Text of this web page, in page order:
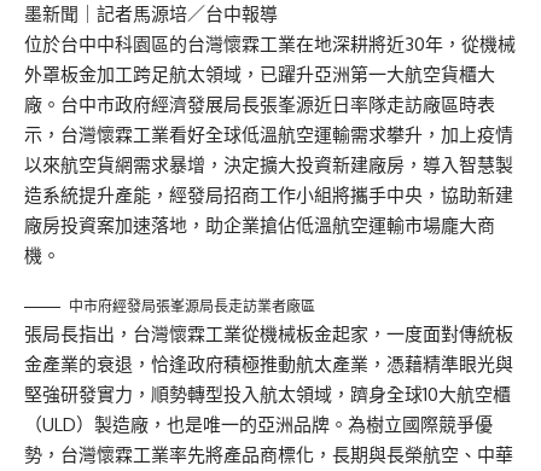
墨新聞 ｜記者馬源培／台中報導
位於台中中科園區的台灣懷霖工業在地深耕將近30年，從機械
外罩板金加工跨足航太領域，已躍升亞洲第一大航空貨櫃大
廠。台中市政府經濟發展局長張峯源近日率隊走訪廠區時表
示，台灣懷霖工業看好全球低溫航空運輸需求攀升，加上疫情
以來航空貨網需求暴增，決定擴大投資新建廠房，導入智慧製
造系統提升產能，經發局招商工作小組將攜手中央，協助新建
廠房投資案加速落地，助企業搶佔低溫航空運輸市場龐大商
機。
中市府經發局張峯源局長走訪業者廠區
張局長指出，台灣懷霖工業從機械板金起家，一度面對傳統板
金產業的衰退，恰逢政府積極推動航太產業，憑藉精準眼光與
堅強研發實力，順勢轉型投入航太領域，躋身全球10大航空櫃
（ULD）製造廠，也是唯一的亞洲品牌。為樹立國際競爭優
勢，台灣懷霖工業率先將產品商標化，長期與長榮航空、中華